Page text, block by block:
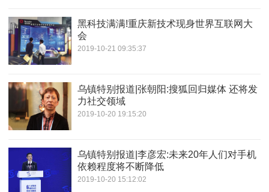
黑科技满满!重庆新技术现身世界互联网大
会
2019-10-21 09:35:37
乌镇特别报道|张朝阳:搜狐回归媒体 还将发
力社交领域
2019-10-20 19:15:20
乌镇特别报道|李彦宏:未来20年人们对手机
依赖程度将不断降低
2019-10-20 15:12:02